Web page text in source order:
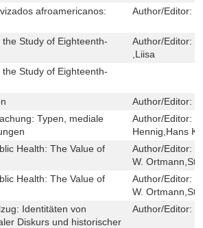
afroamericanos:
Author/Editor:
Study of Eighteenth-
Author/Editor:
,Liisa
Study of Eighteenth-
Author/Editor:
Typen, mediale
Author/Editor:
Hennig,Hans
Health: The Value of
Author/Editor:
W.
Health: The Value of
Author/Editor:
W.
Identitäten von
Diskurs und historischer
Author/Editor: